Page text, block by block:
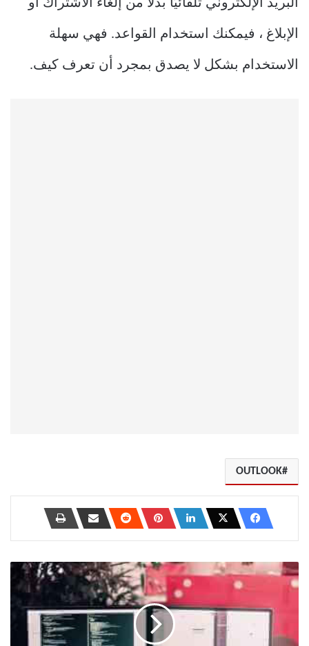
البريد الإلكتروني تلقائيًا بدلاً من إلغاء الاشتراك أو
الإبلاغ ، فيمكنك استخدام القواعد. فهي سهلة
الاستخدام بشكل لا يصدق بمجرد أن تعرف كيف.
OUTLOOK
أفضل
طريقتين
المكررة